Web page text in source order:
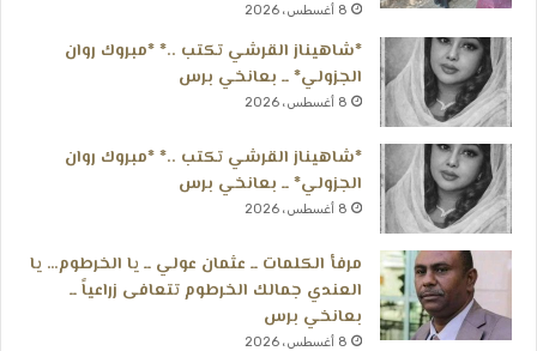
8 أغسطس، 2026
*شاهيناز القرشي تكتب ..* *مبروك روان
الجزولي* ــ بعانخي برس
8 أغسطس، 2026
*شاهيناز القرشي تكتب ..* *مبروك روان
الجزولي* ــ بعانخي برس
8 أغسطس، 2026
مرفأ الكلمات ــ عثمان عولي ــ يا الخرطوم… يا
العندي جمالك الخرطوم تتعافى زراعياً ــ
بعانخي برس
8 أغسطس، 2026